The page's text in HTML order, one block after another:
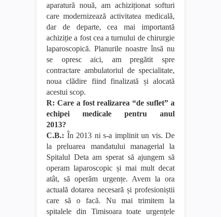
aparatură nouă, am achiziționat softuri
care modernizează activitatea medicală,
dar de departe, cea mai importantă
achiziție a fost cea a turnului de chirurgie
laparoscopică. Planurile noastre însă nu
se opresc aici, am pregătit spre
contractare ambulatoriul de specialitate,
noua clădire fiind finalizată și alocată
acestui scop.
R: Care a fost realizarea“de suflet” a
echipei medicale pentru anul
2013?
C.B.: În 2013 ni s-a implinit un vis. De
la preluarea mandatului managerial la
Spitalul Deta am sperat să ajungem să
operam laparoscopic și mai mult decat
atât, să operăm urgențe. Avem la ora
actuală dotarea necesară și profesioniștii
care să o facă. Nu mai trimitem la
spitalele din Timisoara toate urgențele